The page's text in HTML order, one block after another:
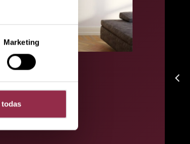
Marketing
arrow_back_ios